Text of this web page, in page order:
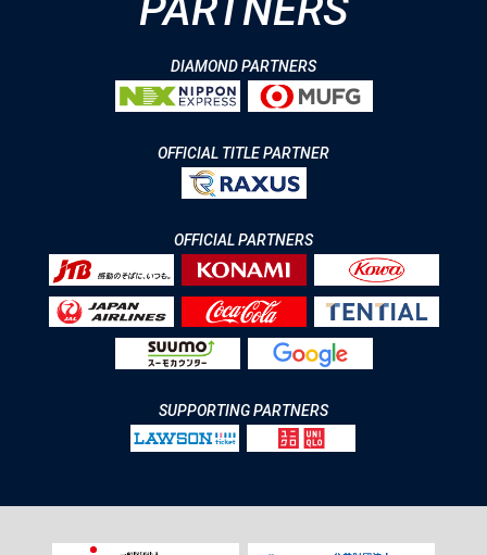
PARTNERS
DIAMOND PARTNERS
OFFICIAL TITLE PARTNER
OFFICIAL PARTNERS
SUPPORTING PARTNERS